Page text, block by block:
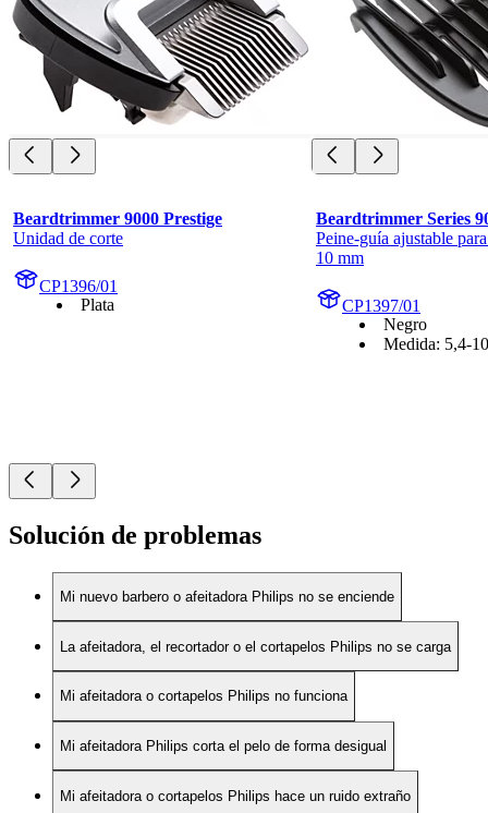
Beardtrimmer 9000 Prestige
Unidad de corte
CP1396/01
Plata
Beardtrimmer Series
Peine-guía ajustable
10 mm
CP1397/01
Negro
Medida: 5,4-
Solución de problemas
Mi nuevo barbero o afeitadora Philips no se enciende
La afeitadora, el recortador o el cortapelos Philips no se carga
Mi afeitadora o cortapelos Philips no funciona
Mi afeitadora Philips corta el pelo de forma desigual
Mi afeitadora o cortapelos Philips hace un ruido extraño